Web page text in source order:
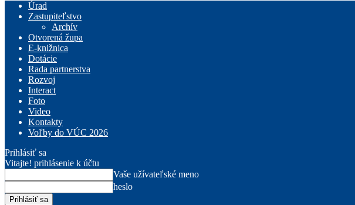
Úrad
Zastupiteľstvo
Archív
Otvorená župa
E-knižnica
Dotácie
Rada partnerstva
Rozvoj
Interact
Foto
Video
Kontakty
Voľby do VÚC 2026
Prihlásiť sa
Vitajte! prihlásenie k účtu
Vaše užívateľské meno
heslo